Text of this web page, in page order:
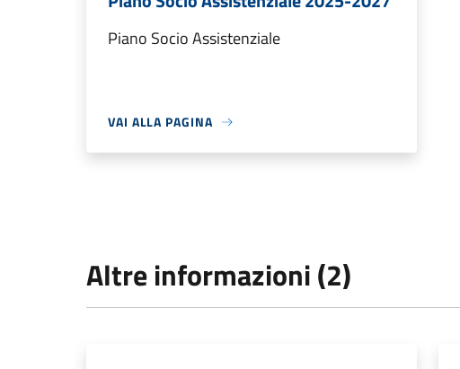
Piano Socio Assistenziale
VAI ALLA PAGINA
Altre informazioni (2)